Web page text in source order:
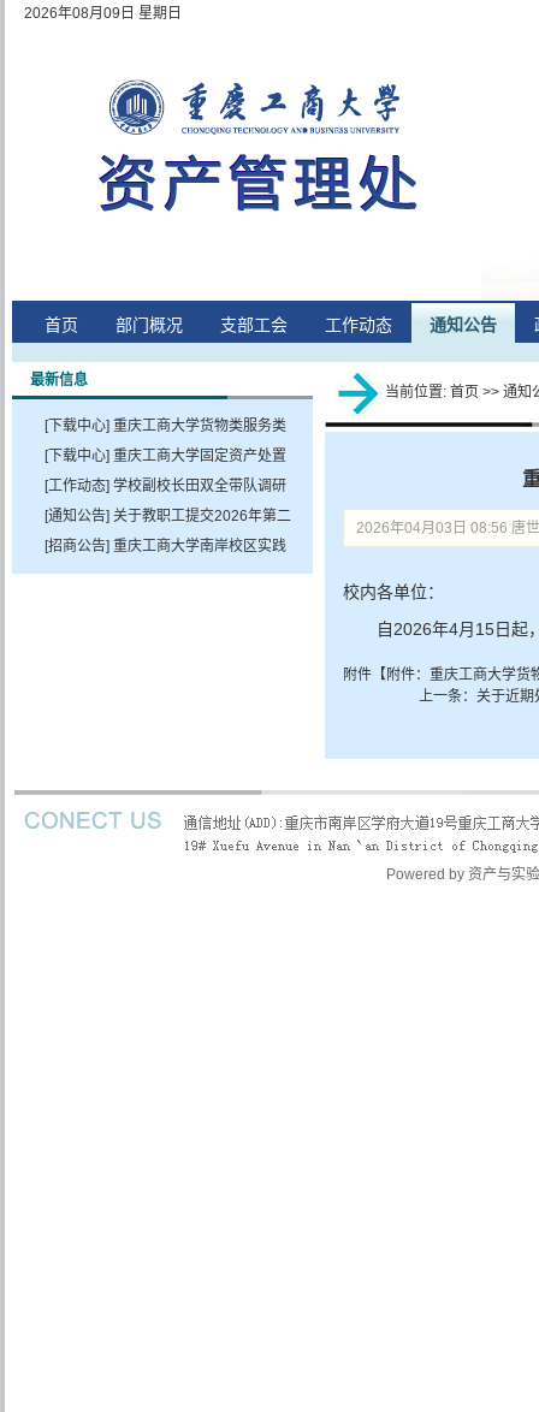
2026年08月09日 星期日
首页 部门概况 支部工会 工作动态 通知公告
当前位置: 首页 >> 通知
2026年04月03日 08:56 唐
校内各单位：
自2026年4月15日起
附件【 附件：重庆工商大学
上一条： 关于近期
最新信息
[下载中心] 重庆工商大学货物类服务类
采购项目验收表（2026）2026年04月
03日 点击：[285] 次
[下载中心] 重庆工商大学固定资产处置
表2026年06月15日 点击：[141] 次 ne
w
[工作动态] 学校副校长田双全带队调研
学院公用房优化调整工作2026年06月
08日 点击：[39] 次
[通知公告] 关于教职工提交2026年第二
季度提取公积金材料的通知2026年06
月01日 点击：[60] 次
[招商公告] 重庆工商大学南岸校区实践
大楼2号C等5处门面分零招租2026年0
Powered by 资产与实